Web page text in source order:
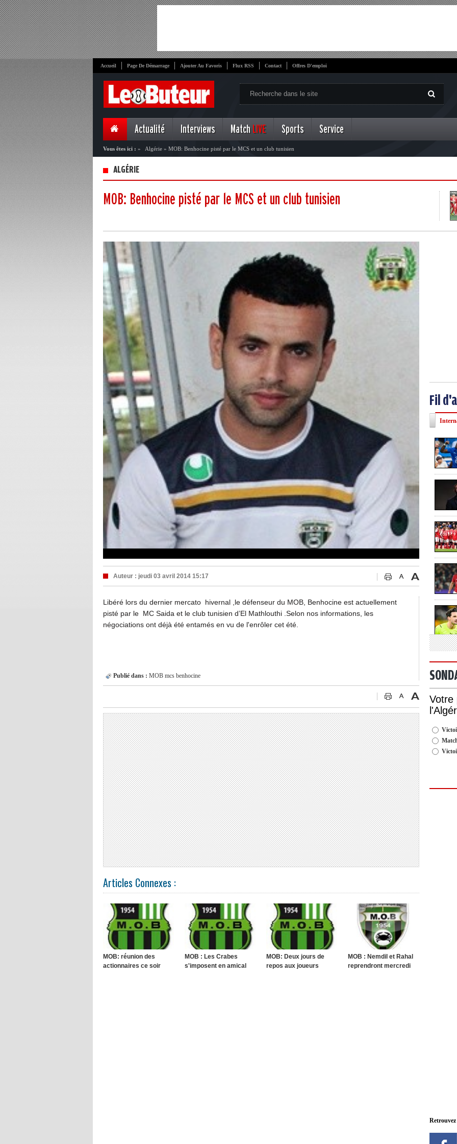
Accueil Page De Démarrage Ajouter Au Favoris Flux RSS Contact Offres D'emploi
Actualité Interviews Match LIVE Sports Service
Vous êtes ici : » Algérie » MOB: Benhocine pisté par le MCS et un club tunisien
ALGÉRIE
MOB: Benhocine pisté par le MCS et un club tunisien
Auteur : jeudi 03 avril 2014 15:17
Libéré lors du dernier mercato hivernal , le défenseur du MOB, Benhocine est actuellement
pisté par le MC Saida et le club tunisien d’El Mathlouthi .Selon nos informations, les
négociations ont déjà été entamés en vu de l'enrôler cet été.
Publié dans : MOB mcs benhocine
Articles Connexes :
MOB: réunion des
actionnaires ce soir
MOB : Les Crabes
s'imposent en amical
MOB: Deux jours de
repos aux joueurs
MOB : Nemdil et Rahal
reprendront mercredi
Fil
Votre